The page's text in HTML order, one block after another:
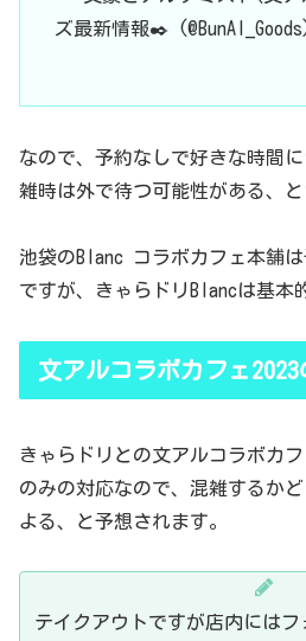
ズ最新情報✒️
なので、予約なしで好きな時間
雑時は外で待つ可能性がある、と
池袋のBlanc コラボカフェ本舗
ですが、きゃらドリBlancは基本
文アルコラボカフェ
きゃらドリとの文アルコラボカ
のみの対応なので、混雑するか
よる、と予想されます。
テイクアウトですが店内には